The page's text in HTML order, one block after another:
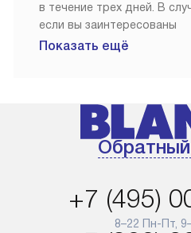
в течение трех дней. В
если вы заинтересованы
в товаре, который доступен
менеджером на сайте.
с особым лейблом
доставляются бесплатно
аксессуаров не
Для доставки в другие
Показать ещё
+7 (495)
8–22 Пн-Пт,